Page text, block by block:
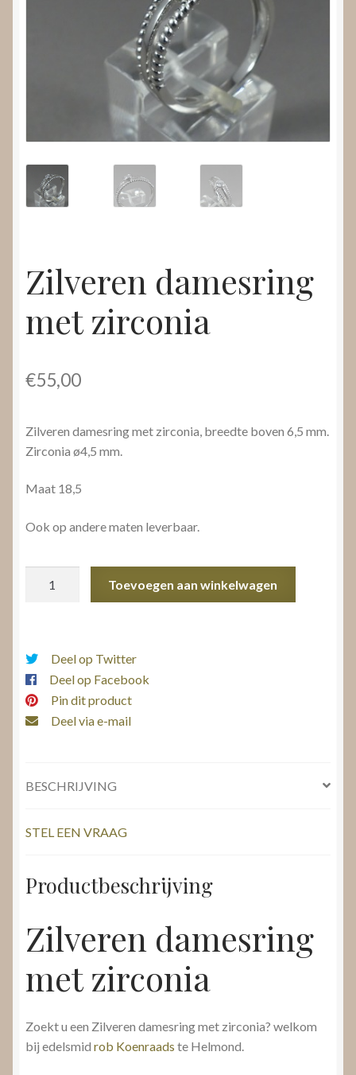
Submenu
uitvouwen
Zilveren damesring
met zirconia
€55,00
Zilveren damesring met zirconia, breedte boven 6,5 mm.
Zirconia ø4,5 mm.
Maat 18,5
Ook op andere maten leverbaar.
aantal
Toevoegen aan winkelwagen
Deel op Twitter
Deel op Facebook
Pin dit product
Deel via e-mail
BESCHRIJVING
STEL EEN VRAAG
Productbeschrijving
Zilveren damesring
met zirconia
Zoekt u een Zilveren damesring met zirconia? welkom
bij edelsmid rob Koenraads te Helmond.